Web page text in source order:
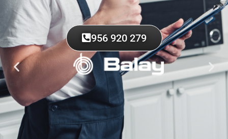
956 920 279